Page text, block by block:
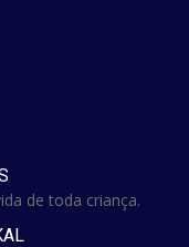
de toda criança.